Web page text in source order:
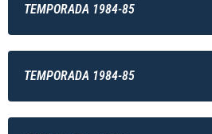
TEMPORADA 1984-85
TEMPORADA 1984-85